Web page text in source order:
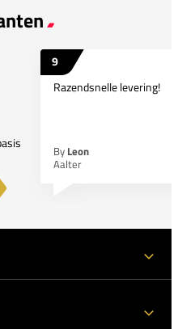
9
Razendsnelle levering!
By Leon
Aalter